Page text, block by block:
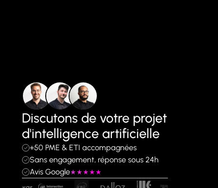
Discutons de votre projet
d'intelligence artificielle
+50 PME & ETI accompagnées
Sans engagement, réponse sous 24h
Avis Google★★★★★